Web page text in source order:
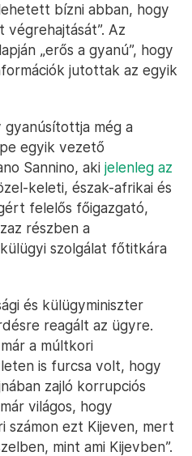
bízni abban, hogy
Az
„erős a gyanú”, hogy
jutottak az egyik
még a
egyik vezető
Sannino, aki jelenleg az
keleti, észak-afrikai és
felelős főigazgató,
részben a
szolgálat főtitkára
és külügyminiszter
reagált az ügyre.
a múltkori
is furcsa volt, hogy
zajló korrupciós
világos, hogy
számon ezt Kijeven, mert
mint ami Kijevben”.